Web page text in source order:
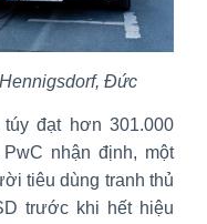
Đức
đạt hơn 301.000
nhận định, một
tiêu dùng tranh thủ
trước khi hết hiệu